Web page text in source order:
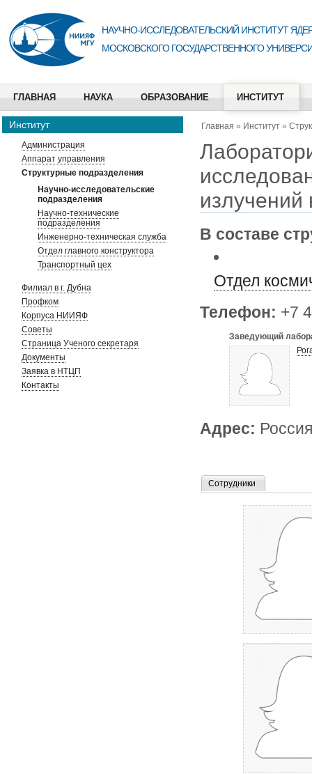
НАУЧНО-ИССЛЕДОВАТЕЛЬСКИЙ ИНСТИТУТ
МОСКОВСКОГО ГОСУДАРСТВЕННОГО
ГЛАВНАЯ НАУКА ОБРАЗОВАНИЕ ИНСТИТУТ
Институт
Администрация
Аппарат управления
Структурные подразделения
Научно-исследовательские
подразделения
Научно-технические
подразделения
Инженерно-техническая служба
Отдел главного конструктора
Транспортный цех
Филиал в г. Дубна
Профком
Корпуса НИИЯФ
Советы
Страница Ученого секретаря
Документы
Заявка в НТЦП
Контакты
Главная » Институт »
излучений
В составе
Отдел
Телефон: +7
Заведующий
Адрес:
Сотрудники